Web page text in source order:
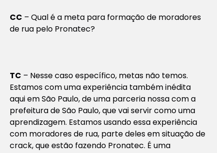
CC – Qual é a meta para formação de moradores
de rua pelo Pronatec?
TC – Nesse caso específico, metas não temos.
Estamos com uma experiência também inédita
aqui em São Paulo, de uma parceria nossa com a
prefeitura de São Paulo, que vai servir como uma
aprendizagem. Estamos usando essa experiência
com moradores de rua, parte deles em situação de
crack, que estão fazendo Pronatec. É uma